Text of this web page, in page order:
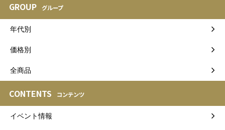
GROUP グループ
年代別
価格別
全商品
CONTENTS コンテンツ
イベント情報